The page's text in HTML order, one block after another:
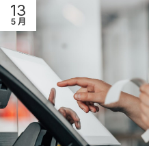
13
5 月